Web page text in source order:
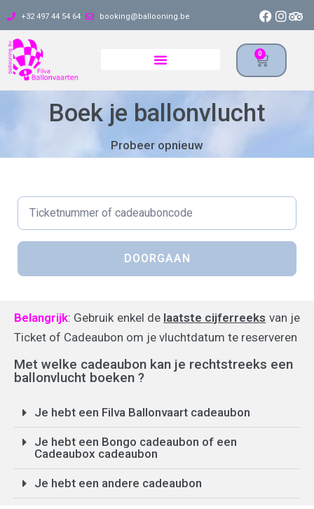
+32 497 44 54 64 booking@ballooning.be
0
Boek je ballonvlucht
Probeer opnieuw
Belangrijk: Gebruik enkel de laatste cijferreeks van je
Ticket of Cadeaubon om je vluchtdatum te reserveren
Met welke cadeaubon kan je rechtstreeks een
ballonvlucht boeken ?
Je hebt een Filva Ballonvaart cadeaubon
Je hebt een Bongo cadeaubon of een
Cadeaubox cadeaubon
Je hebt een andere cadeaubon